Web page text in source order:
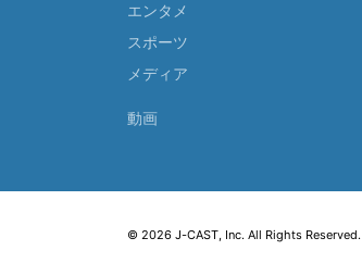
エンタメ
スポーツ
メディア
動画
© 2026 J-CAST, Inc. All Rights Reserved.